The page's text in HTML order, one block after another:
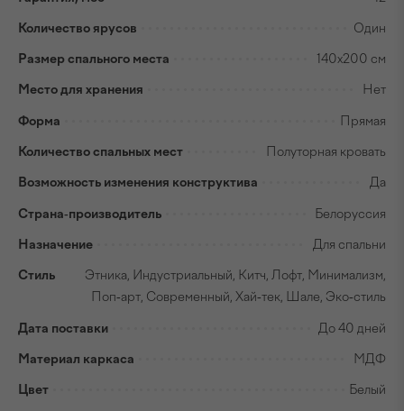
Количество ярусов Один
Размер спального места 140x200 см
Место для хранения Нет
Форма Прямая
Количество спальных мест Полуторная кровать
Возможность изменения конструктива Да
Страна-производитель Белоруссия
Назначение Для спальни
Стиль
Этника, Индустриальный, Китч, Лофт, Минимализм,
Поп-арт, Современный, Хай-тек, Шале, Эко-стиль
Дата поставки До 40 дней
Материал каркаса МДФ
Цвет Белый